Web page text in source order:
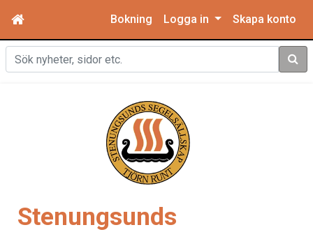
Bokning Logga in Skapa konto
Sök
Stenungsunds